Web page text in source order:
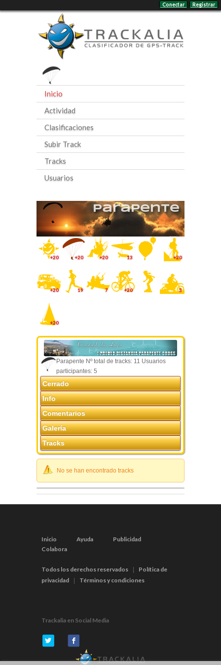
Conectar Registrar
Inicio
Actividad
Clasificaciones
Subir Track
Tracks
Usuarios
Parapente
+20 +20 +20 13 +20
+20 19 7 +20 3
+20
Parapente Nº total de tracks: 11 Usuarios
participantes: 5
Cerrado
Info
Comentarios
Galería
Tracks
No se han encontrado tracks
Inicio Ayuda
Publicidad
Colabora
Todos los derechos reservados
Política de
privacidad
Términos y condiciones
Trackalia en Social Media